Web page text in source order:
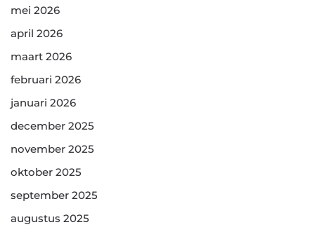
mei 2026
april 2026
maart 2026
februari 2026
januari 2026
december 2025
november 2025
oktober 2025
september 2025
augustus 2025